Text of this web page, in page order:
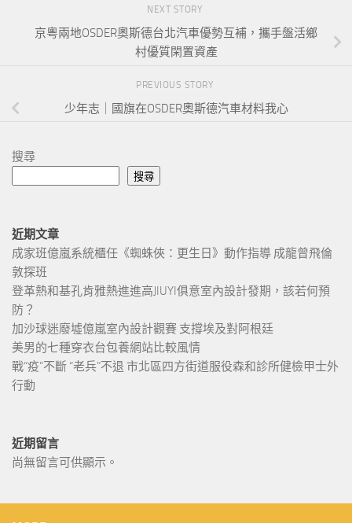
NEXT STORY
京粵兩地OSDER奧斯德台北汽車優勢互補，攜手盤活鄉
村優質閑置資產
PREVIOUS STORY
少年志｜國旗在OSDER奧斯德汽車材料我心
搜尋
搜尋
近期文章
成家班億嵐系統櫃任《蜘蛛俠：更生日》動作指導 成龍曾飛倫
敦探班
登革熱和基孔肯雅熱進進高JIUYI俱意室內設計發期，該若何預
防？
加沙球迷廢墟億嵐室內設計觀賽 支撐埃及對阿根廷
美男的七種穿衣台包養網站比較風情
戰“疫”不斷 “老兵”不退 市北區四方街道服役森和診所健檢甲士外
行動
近期留言
尚無留言可供顯示。